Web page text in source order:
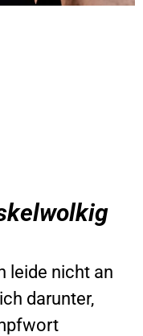
leide nicht an
darunter,